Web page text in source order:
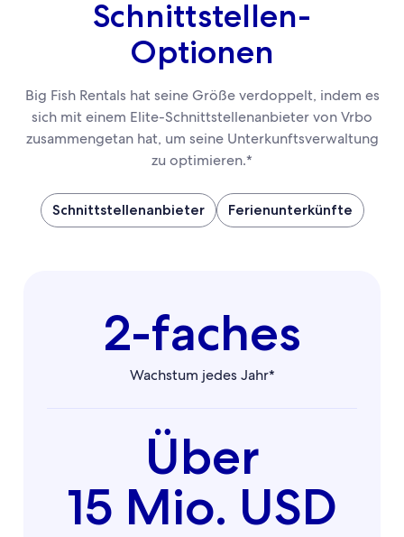
Schnittstellen-
Optionen
Big Fish Rentals hat seine Größe verdoppelt, indem es
sich mit einem Elite-Schnittstellenanbieter von Vrbo
zusammengetan hat, um seine Unterkunftsverwaltung
zu optimieren.*
Schnittstellenanbieter Ferienunterkünfte
2-faches
Wachstum jedes Jahr*
Über
15 Mio. USD